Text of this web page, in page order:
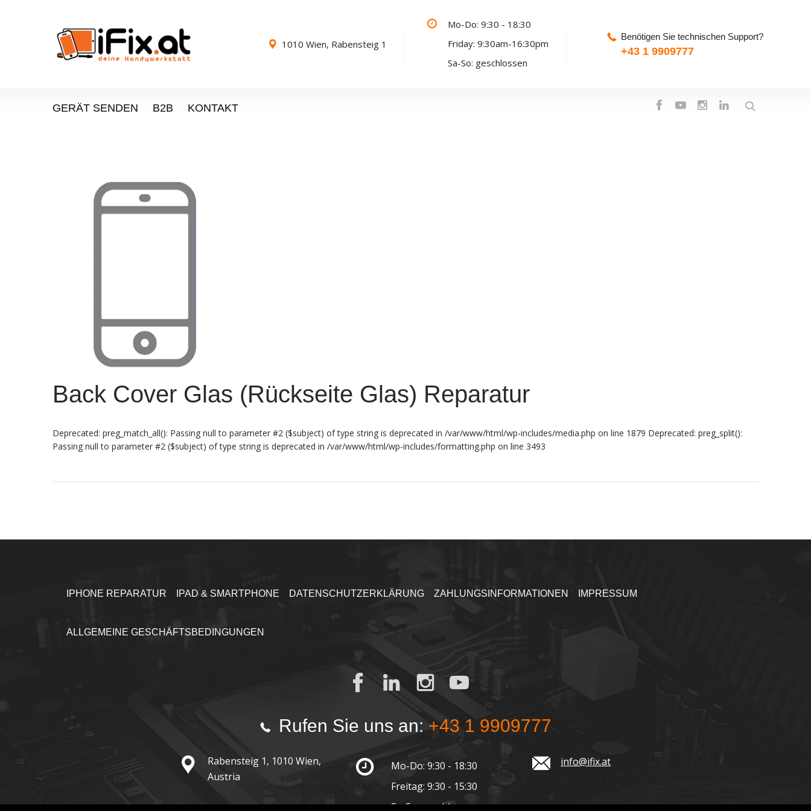
1010 Wien, Rabensteig 1
Mo-Do: 9:30 - 18:30
Friday: 9:30am-16:30pm
Sa-So: geschlossen
Benötigen Sie technischen Support?
+43 1 9909777
GERÄT SENDEN B2B KONTAKT
Back Cover Glas (Rückseite Glas) Reparatur
Deprecated: preg_match_all(): Passing null to parameter #2 ($subject) of type string is deprecated in /var/www/html/wp-includes/media.php on line 1879 Deprecated: preg_split():
Passing null to parameter #2 ($subject) of type string is deprecated in /var/www/html/wp-includes/formatting.php on line 3493
IPHONE REPARATUR IPAD & SMARTPHONE DATENSCHUTZERKLÄRUNG ZAHLUNGSINFORMATIONEN IMPRESSUM
ALLGEMEINE GESCHÄFTSBEDINGUNGEN
Rufen Sie uns an: +43 1 9909777
Rabensteig 1, 1010 Wien,
Austria
Mo-Do: 9:30 - 18:30
Freitag: 9:30 - 15:30
Sa-So: geschlossen
info@ifix.at